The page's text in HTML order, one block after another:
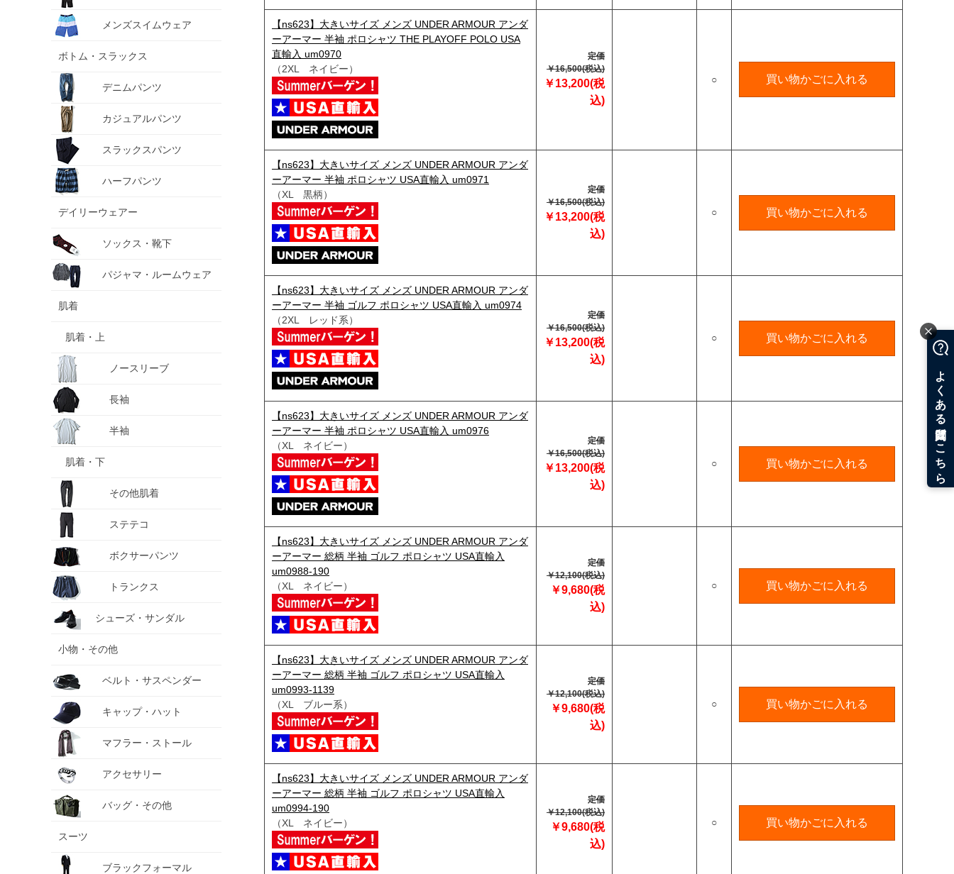
メンズスイムウェア
ボトム・スラックス
デニムパンツ
カジュアルパンツ
スラックスパンツ
ハーフパンツ
デイリーウェアー
ソックス・靴下
パジャマ・ルームウェア
肌着
肌着・上
ノースリーブ
長袖
半袖
肌着・下
その他肌着
ステテコ
ボクサーパンツ
トランクス
シューズ・サンダル
小物・その他
ベルト・サスペンダー
キャップ・ハット
マフラー・ストール
アクセサリー
バッグ・その他
スーツ
ブラックフォーマル
【ns623】大きいサイズ メンズ UNDER ARMOUR アンダ
ーアーマー 半袖 ポロシャツ THE PLAYOFF POLO USA
直輸入 um0970
（2XL ネイビー）
定価
￥16,500(税込)
￥13,200(税
込)
○ 買い物かごに入れる
【ns623】大きいサイズ メンズ UNDER ARMOUR アンダ
ーアーマー 半袖 ポロシャツ USA直輸入 um0971
（XL 黒柄）
定価
￥16,500(税込)
￥13,200(税
込)
○ 買い物かごに入れる
【ns623】大きいサイズ メンズ UNDER ARMOUR アンダ
ーアーマー 半袖 ゴルフ ポロシャツ USA直輸入 um0974
（2XL レッド系）
定価
￥16,500(税込)
￥13,200(税
込)
○ 買い物かごに入れる
【ns623】大きいサイズ メンズ UNDER ARMOUR アンダ
ーアーマー 半袖 ポロシャツ USA直輸入 um0976
（XL ネイビー）
定価
￥16,500(税込)
￥13,200(税
込)
○ 買い物かごに入れる
【ns623】大きいサイズ メンズ UNDER ARMOUR アンダ
ーアーマー 総柄 半袖 ゴルフ ポロシャツ USA直輸入
um0988-190
（XL ネイビー）
定価
￥12,100(税込)
￥9,680(税
込)
○ 買い物かごに入れる
【ns623】大きいサイズ メンズ UNDER ARMOUR アンダ
ーアーマー 総柄 半袖 ゴルフ ポロシャツ USA直輸入
um0993-1139
（XL ブルー系）
定価
￥12,100(税込)
￥9,680(税
込)
○ 買い物かごに入れる
【ns623】大きいサイズ メンズ UNDER ARMOUR アンダ
ーアーマー 総柄 半袖 ゴルフ ポロシャツ USA直輸入
um0994-190
（XL ネイビー）
定価
￥12,100(税込)
￥9,680(税
込)
○ 買い物かごに入れる